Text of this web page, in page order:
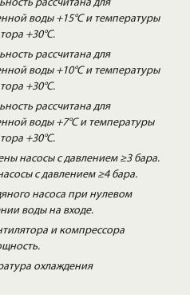
рассчитана для
воды +15°C и температуры
+30°C.
рассчитана для
воды +10°C и температуры
+30°C.
рассчитана для
воды +7°C и температуры
+30°C.
насосы с давлением ≥3 бара.
с давлением ≥4 бара.
насоса при нулевом
воды на входе.
и компрессора
охлаждения